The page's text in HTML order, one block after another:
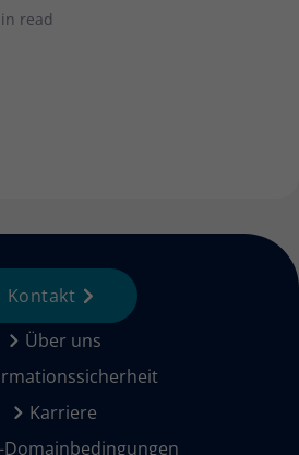
read
Über uns
Karriere
Domainbedingungen
Kontakt